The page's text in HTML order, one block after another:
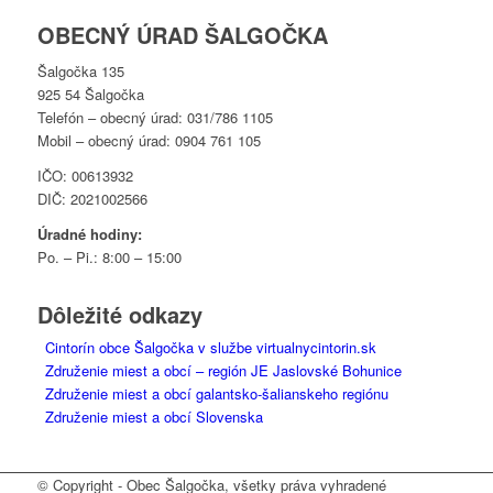
OBECNÝ ÚRAD ŠALGOČKA
Šalgočka 135
925 54 Šalgočka
Telefón – obecný úrad: 031/786 1105
Mobil – obecný úrad: 0904 761 105
IČO: 00613932
DIČ: 2021002566
Úradné hodiny:
Po. – Pi.: 8:00 – 15:00
Dôležité odkazy
Cintorín obce Šalgočka v službe virtualnycintorin.sk
Združenie miest a obcí – región JE Jaslovské Bohunice
Združenie miest a obcí galantsko-šalianskeho regiónu
Združenie miest a obcí Slovenska
© Copyright - Obec Šalgočka, všetky práva vyhradené